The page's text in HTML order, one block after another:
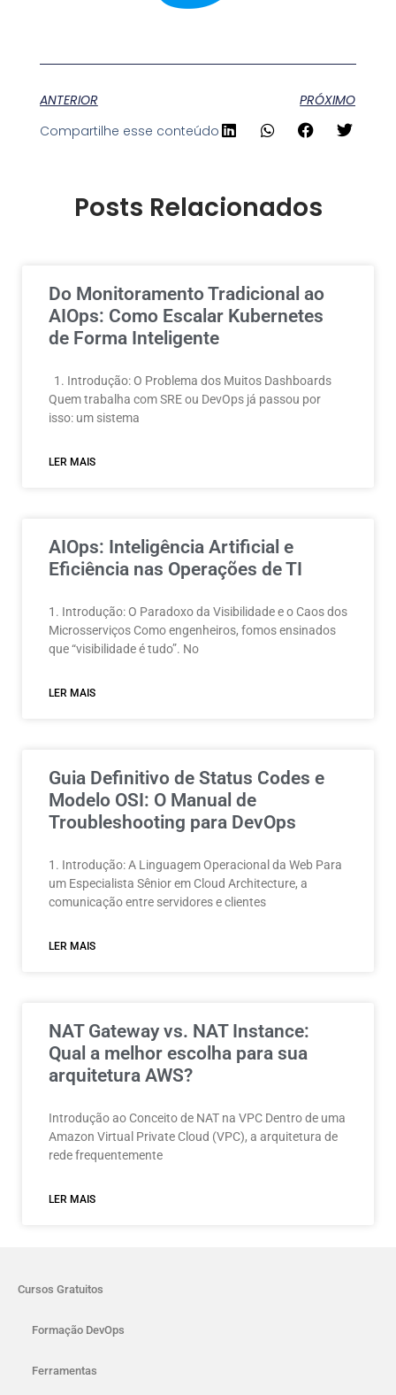
ANTERIOR
PRÓXIMO
Compartilhe esse conteúdo
Posts Relacionados
Do Monitoramento Tradicional ao
AIOps: Como Escalar Kubernetes
de Forma Inteligente
1. Introdução: O Problema dos Muitos Dashboards
Quem trabalha com SRE ou DevOps já passou por
isso: um sistema
LER MAIS
AIOps: Inteligência Artificial e
Eficiência nas Operações de TI
1. Introdução: O Paradoxo da Visibilidade e o Caos dos
Microsserviços Como engenheiros, fomos ensinados
que “visibilidade é tudo”. No
LER MAIS
Guia Definitivo de Status Codes e
Modelo OSI: O Manual de
Troubleshooting para DevOps
1. Introdução: A Linguagem Operacional da Web Para
um Especialista Sênior em Cloud Architecture, a
comunicação entre servidores e clientes
LER MAIS
NAT Gateway vs. NAT Instance:
Qual a melhor escolha para sua
arquitetura AWS?
Introdução ao Conceito de NAT na VPC Dentro de uma
Amazon Virtual Private Cloud (VPC), a arquitetura de
rede frequentemente
LER MAIS
Cursos Gratuitos
Formação DevOps
Ferramentas